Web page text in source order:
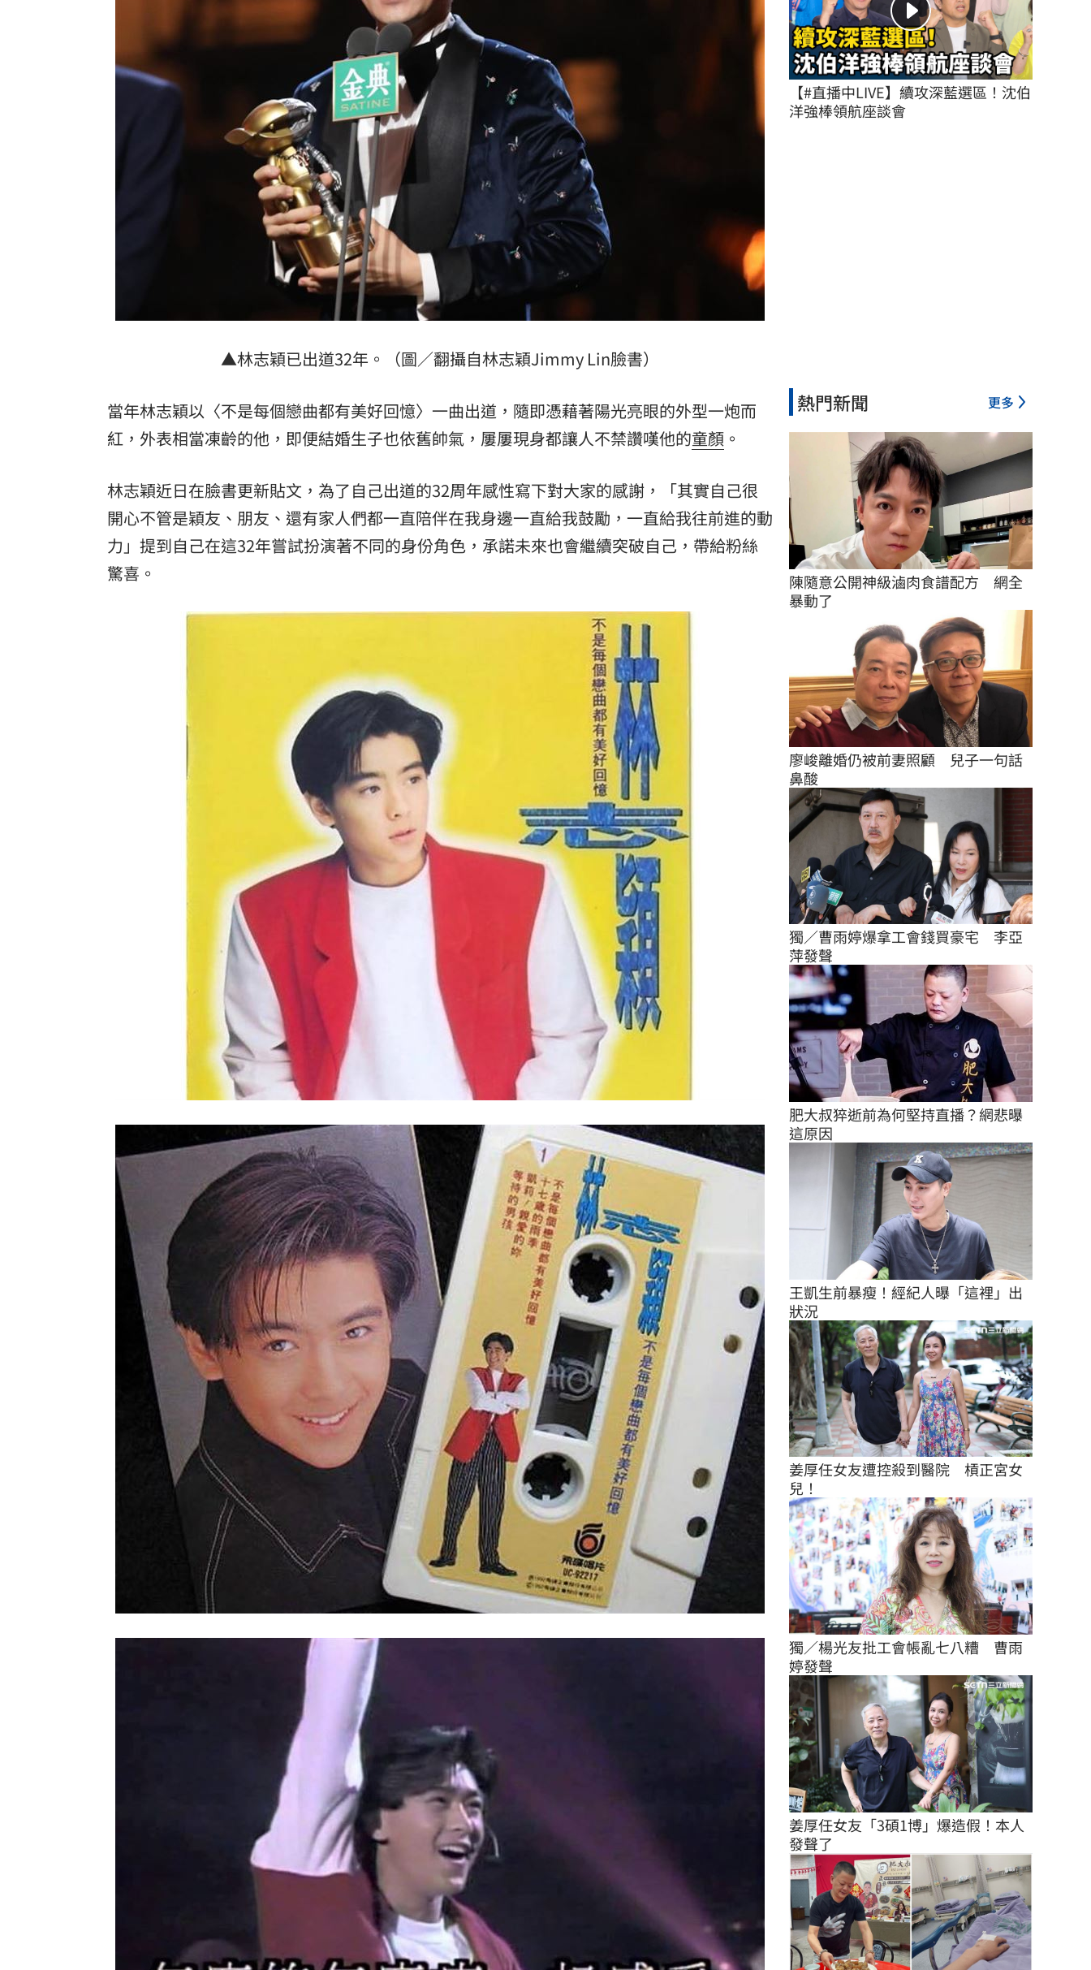
AI時代！威力馬導入智慧營運系統提升效率 12:00
商場戰國來臨 台中「頂奢大道」逐漸成形 12:00
台彩父親節推新刮刮樂千萬頭獎超「爸」氣 12:00
「拍片人的多重宇宙」職涯論壇9/12登場！ 10:30
8國球員齊聚高雄 Formosa 7s掀足球熱潮 10:00
理想混蛋號召粉絲跨海追星吃美食！ 18:15
▲林志穎已出道32年。（圖／翻攝自林志穎Jimmy Lin臉書）
當年林志穎以〈不是每個戀曲都有美好回憶〉一曲出道，隨即憑藉著陽光亮眼的外型一炮而
紅，外表相當凍齡的他，即便結婚生子也依舊帥氣，屢屢現身都讓人不禁讚嘆他的童顏 。
林志穎近日在臉書更新貼文，為了自己出道的32周年感性寫下對大家的感謝，「其實自己很
開心不管是穎友、朋友、還有家人們都一直陪伴在我身邊一直給我鼓勵，一直給我往前進的動
力」提到自己在這32年嘗試扮演著不同的身份角色，承諾未來也會繼續突破自己，帶給粉絲
驚喜。
【#直播中LIVE】續攻深藍選區！沈伯
洋強棒領航座談會
熱門新聞 更多
陳隨意公開神級滷肉食譜配方　網全
暴動了
廖峻離婚仍被前妻照顧　兒子一句話
鼻酸
獨／曹雨婷爆拿工會錢買豪宅　李亞
萍發聲
肥大叔猝逝前為何堅持直播？網悲曝
這原因
王凱生前暴瘦！經紀人曝「這裡」出
狀況
姜厚任女友遭控殺到醫院　槓正宮女
兒！
獨／楊光友批工會帳亂七八糟　曹雨
婷發聲
姜厚任女友「3碩1博」爆造假！本人
發聲了